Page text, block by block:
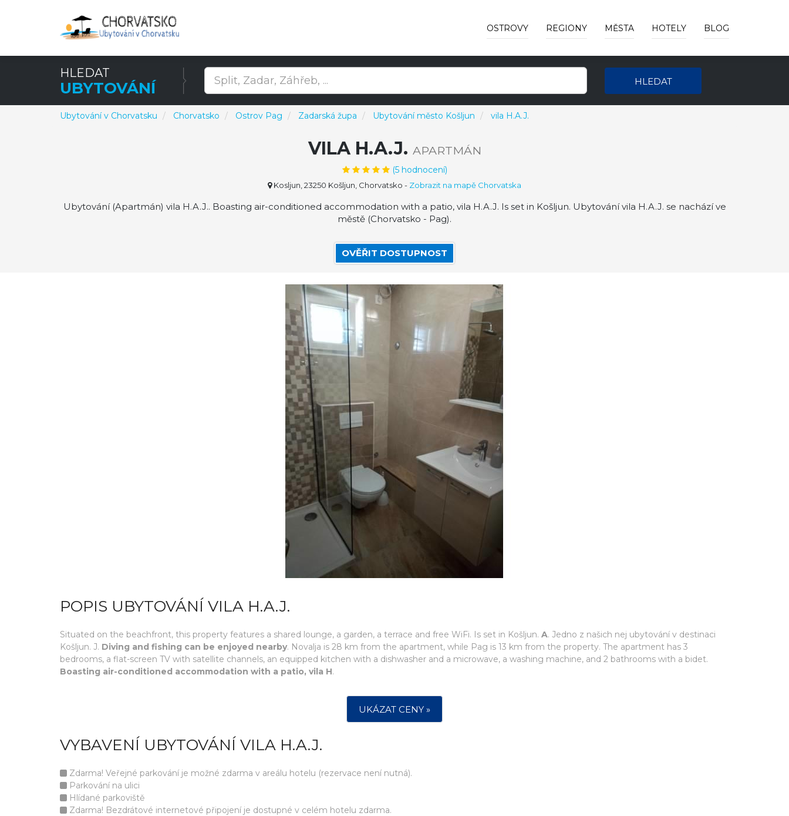
OSTROVY REGIONY MĚSTA HOTELY BLOG
HLEDAT
UBYTOVÁNÍ HLEDAT
Ubytování v Chorvatsku Chorvatsko Ostrov Pag Zadarská župa Ubytování město Košljun vila H.A.J.
VILA H.A.J. APARTMÁN
(5hodnocení)
Kosljun, 23250 Košljun, Chorvatsko - Zobrazit na mapě Chorvatska
Ubytování (Apartmán) vila H.A.J.. Boasting air-conditioned accommodation with a patio, vila H.A.J. Is set in Košljun. Ubytování vila H.A.J. se nachází ve
městě (Chorvatsko - Pag).
OVĚŘIT DOSTUPNOST
POPIS UBYTOVÁNÍ VILA H.A.J.
Situated on the beachfront, this property features a shared lounge, a garden, a terrace and free WiFi. Is set in Košljun. A. Jedno z našich nej ubytování v destinaci
Košljun. J. Diving and fishing can be enjoyed nearby. Novalja is 28 km from the apartment, while Pag is 13 km from the property. The apartment has 3
bedrooms, a flat-screen TV with satellite channels, an equipped kitchen with a dishwasher and a microwave, a washing machine, and 2 bathrooms with a bidet.
Boasting air-conditioned accommodation with a patio, vila H.
UKÁZAT CENY »
VYBAVENÍ UBYTOVÁNÍ VILA H.A.J.
Zdarma! Veřejné parkování je možné zdarma v areálu hotelu (rezervace není nutná).
Parkování na ulici
Hlídané parkoviště
Zdarma! Bezdrátové internetové připojení je dostupné v celém hotelu zdarma.